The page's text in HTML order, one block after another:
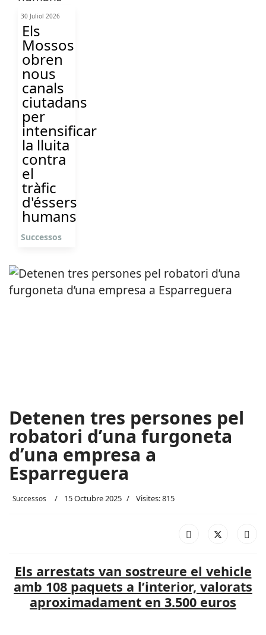
30 Juliol 2026
Els
Mossos
obren
nous
canals
ciutadans
per
intensificar
la lluita
contra
el
tràfic
d'éssers
humans
Successos
Detenen tres persones pel
robatori d’una furgoneta
d’una empresa a
Esparreguera
Successos 15 Octubre 2025 Visites: 815
Els arrestats van sostreure el vehicle
amb 108 paquets a l’interior, valorats
aproximadament en 3.500 euros